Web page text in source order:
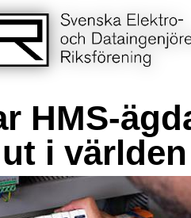
HMS-
i världen